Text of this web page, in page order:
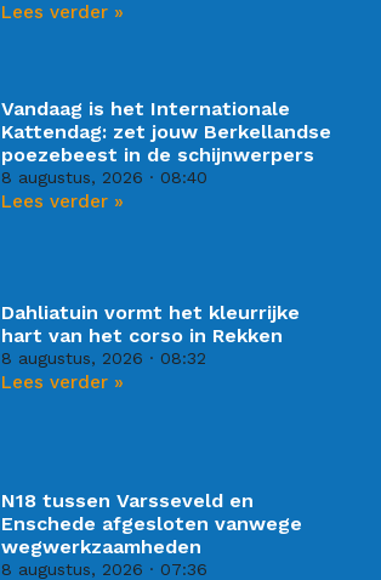
Lees verder »
Vandaag is het Internationale
Kattendag: zet jouw Berkellandse
poezebeest in de schijnwerpers
8 augustus, 2026 08:40
Lees verder »
Dahliatuin vormt het kleurrijke
hart van het corso in Rekken
8 augustus, 2026 08:32
Lees verder »
N18 tussen Varsseveld en
Enschede afgesloten vanwege
wegwerkzaamheden
8 augustus, 2026 07:36